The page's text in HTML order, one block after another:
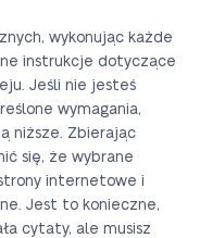
wykonując każde
instrukcje dotyczące
Jeśli nie jesteś
wymagania,
niższe. Zbierając
się, że wybrane
internetowe i
Jest to konieczne,
cytaty, ale musisz